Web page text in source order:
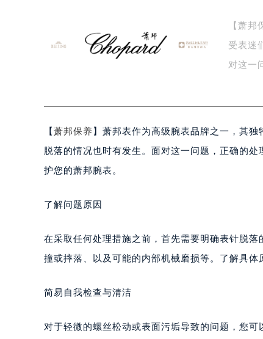
嘉兴市南湖区广益路705号嘉兴
南昌市红谷滩新区红谷中大道998
济南市历下区经十路11111号华
惠州市惠城区江北文昌一路7号华
厦门市思明区湖滨东路95号华润
郑州市二七区铭功路10号华润大
太原市迎泽区解放路15号亨得利
沈阳市沈河区中街路83号亨得利
温州市鹿城区锦绣路1067号置信
【萧
受表迷
对这一
【萧邦保养】萧邦表作为高级腕表品牌之一，其
脱落的情况也时有发生。面对这一问题，正确的
护您的萧邦腕表。
了解问题原因
在采取任何处理措施之前，首先需要明确表针脱
撞或摔落、以及可能的内部机械磨损等。了解具体
简易自我检查与清洁
对于轻微的螺丝松动或表面污垢导致的问题，您